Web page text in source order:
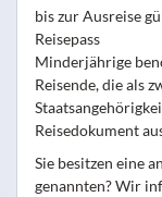
bis zur Ausreise
Reisepass
Minderjährige
Reisende, die als
Reisedokument
Sie besitzen eine
genannten? Wir